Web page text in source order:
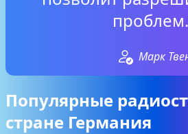
Марк
Популярные
стране Германия